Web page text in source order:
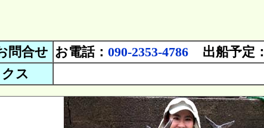
問合せ お電話： 090-2353-4786 出船予定：
ス